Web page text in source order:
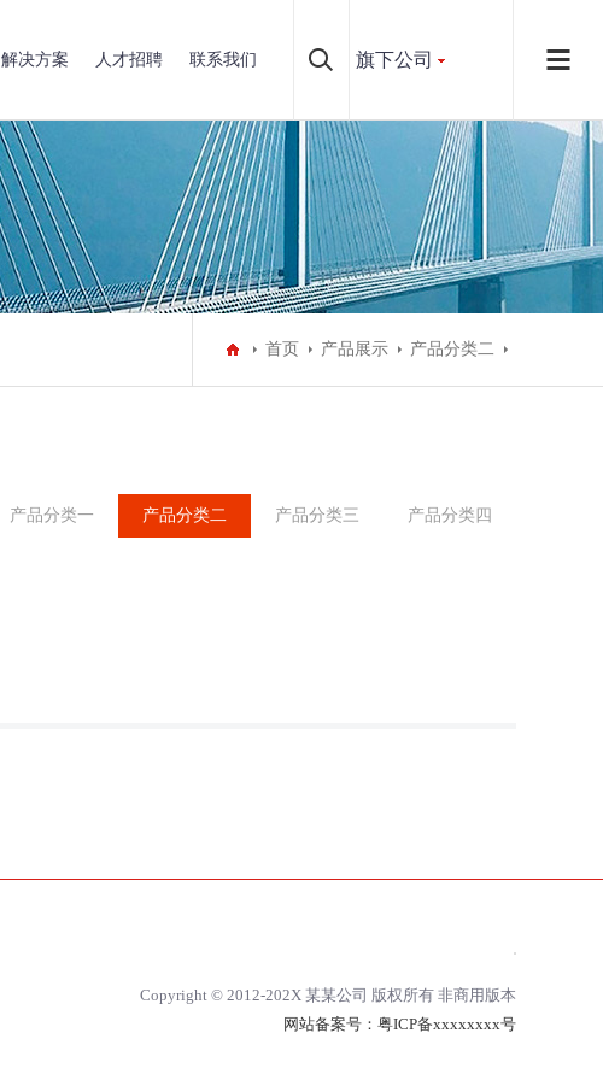
解决方案 人才招聘 联系我们 旗下公司
首页 产品展示 产品分类二
产品分类一 产品分类二 产品分类三 产品分类四
Copyright © 2012-202X 某某公司 版权所有 非商用版本
网站备案号： 粤ICP备xxxxxxxx号